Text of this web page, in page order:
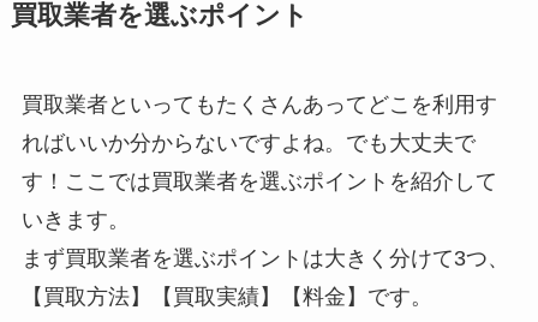
買取業者を選ぶポイント
買取業者といってもたくさんあってどこを利用す
ればいいか分からないですよね。でも大丈夫で
す！ここでは買取業者を選ぶポイントを紹介して
いきます。
まず買取業者を選ぶポイントは大きく分けて3つ、
【買取方法】【買取実績】【料金】です。